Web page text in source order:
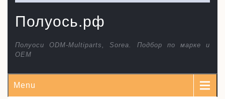
Полуось.рф
Полуоси ODM-Multiparts, Sorea. Подбор по марке и
ОЕМ
Menu